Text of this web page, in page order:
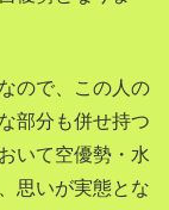
ので、この人の
部分も併せ持つ
いて空優勢・水
思いが実態とな